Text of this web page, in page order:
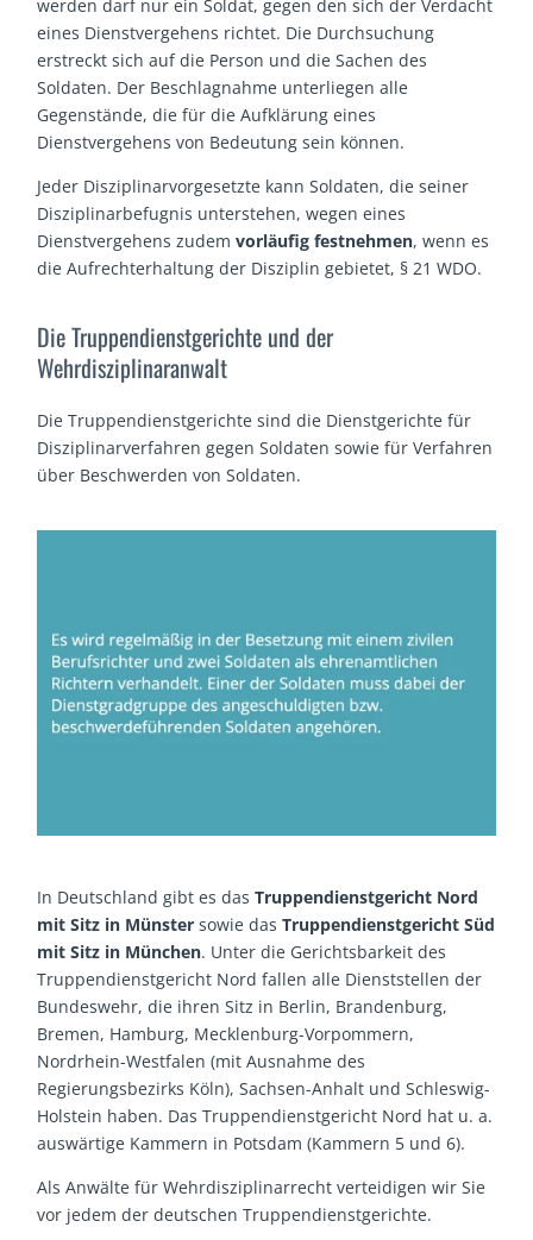
werden darf nur ein Soldat, gegen den sich der Verdacht
eines Dienstvergehens richtet. Die Durchsuchung
erstreckt sich auf die Person und die Sachen des
Soldaten. Der Beschlagnahme unterliegen alle
Gegenstände, die für die Aufklärung eines
Dienstvergehens von Bedeutung sein können.
Jeder Disziplinarvorgesetzte kann Soldaten, die seiner
Disziplinarbefugnis unterstehen, wegen eines
Dienstvergehens zudemvorläufig festnehmen, wenn es
die Aufrechterhaltung der Disziplin gebietet, § 21 WDO.
Die Truppendienstgerichte und der
Wehrdisziplinaranwalt
Die Truppendienstgerichte sind die Dienstgerichte für
Disziplinarverfahren gegen Soldaten sowie für Verfahren
über Beschwerden von Soldaten.
In Deutschland gibt es dasTruppendienstgericht Nord
mit Sitz in Münster sowie dasTruppendienstgericht Süd
mit Sitz in München. Unter die Gerichtsbarkeit des
Truppendienstgericht Nord fallen alle Dienststellen der
Bundeswehr, die ihren Sitz in Berlin, Brandenburg,
Bremen, Hamburg, Mecklenburg-Vorpommern,
Nordrhein-Westfalen (mit Ausnahme des
Regierungsbezirks Köln), Sachsen-Anhalt und Schleswig-
Holstein haben. Das Truppendienstgericht Nord hat u. a.
auswärtige Kammern in Potsdam (Kammern 5 und 6).
Als Anwälte für Wehrdisziplinarrecht verteidigen wir Sie
vor jedem der deutschen Truppendienstgerichte.